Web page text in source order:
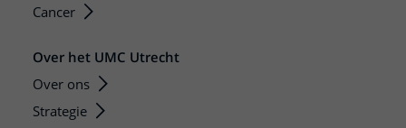
Cancer
Over het UMC Utrecht
Over ons
Strategie